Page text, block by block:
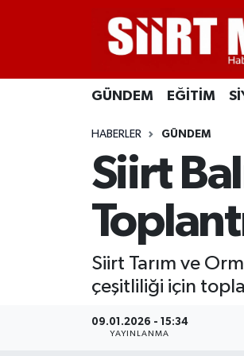
GÜNDEM EĞİTİM
HABERLER GÜNDEM
Siirt
Siirt Tarım ve
çeşitliliği için
09.01.2026 - 15:34
YAYINLANMA
SİYASET
EKONOMİ
İLÇELER
Siirt Nöbetçi Eczaneler
Siirt Hava Durumu
Siirt Namaz Vakitleri
Siirt Trafik Yoğunluk Haritası
Süper Lig Puan Durumu ve
Tüm Manşetler